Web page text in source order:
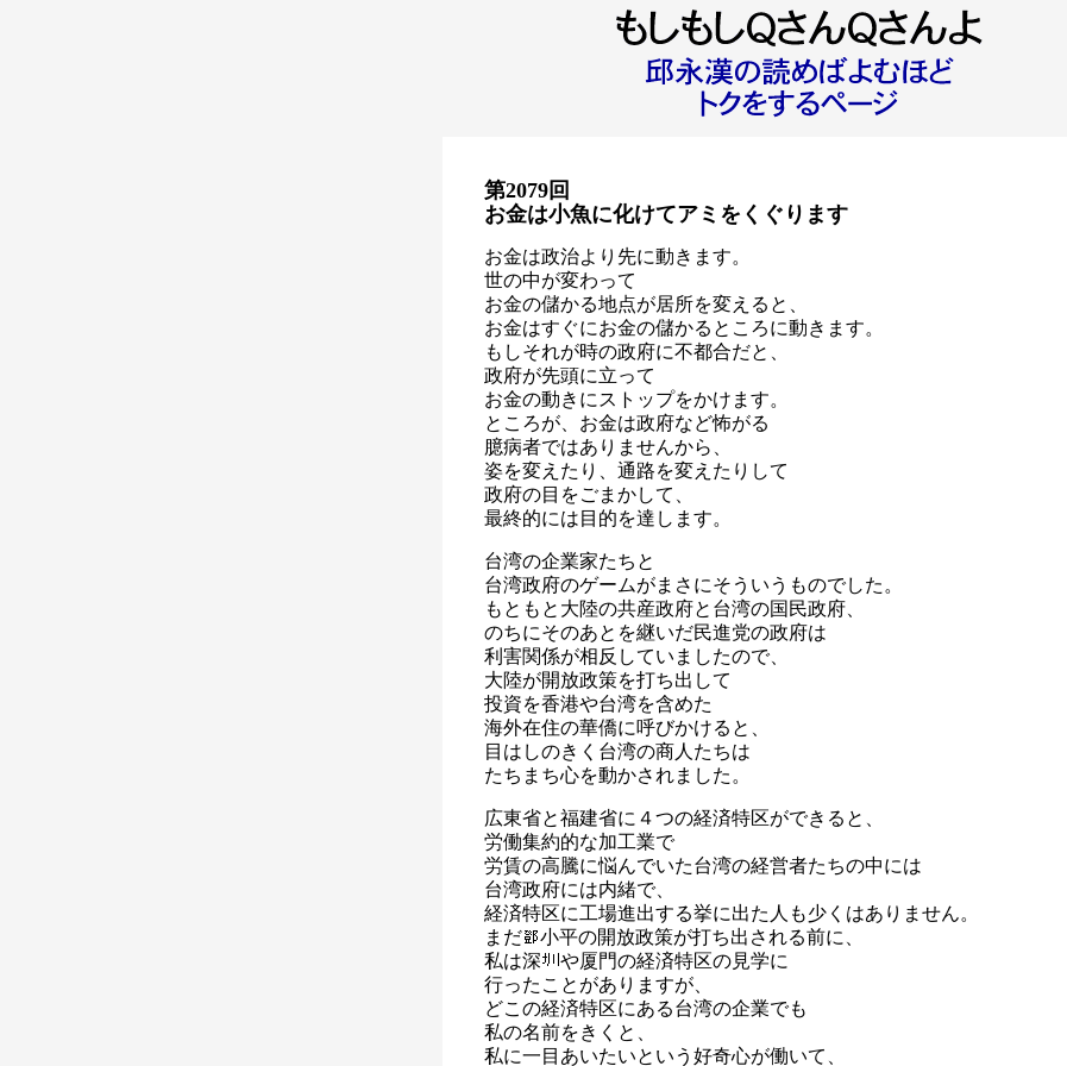
第2079回
お金は小魚に化けてアミをくぐります
お金は政治より先に動きます。
世の中が変わって
お金の儲かる地点が居所を変えると、
お金はすぐにお金の儲かるところに動きます。
もしそれが時の政府に不都合だと、
政府が先頭に立って
お金の動きにストップをかけます。
ところが、お金は政府など怖がる
臆病者ではありませんから、
姿を変えたり、通路を変えたりして
政府の目をごまかして、
最終的には目的を達します。
台湾の企業家たちと
台湾政府のゲームがまさにそういうものでした。
もともと大陸の共産政府と台湾の国民政府、
のちにそのあとを継いだ民進党の政府は
利害関係が相反していましたので、
大陸が開放政策を打ち出して
投資を香港や台湾を含めた
海外在住の華僑に呼びかけると、
目はしのきく台湾の商人たちは
たちまち心を動かされました。
広東省と福建省に４つの経済特区ができると、
労働集約的な加工業で
労賃の高騰に悩んでいた台湾の経営者たちの中には
台湾政府には内緒で、
経済特区に工場進出する挙に出た人も少くはありません。
まだ
小平の開放政策が打ち出される前に、
私は深
や厦門の経済特区の見学に
行ったことがありますが、
どこの経済特区にある台湾の企業でも
私の名前をきくと、
私に一目あいたいという好奇心が働いて、